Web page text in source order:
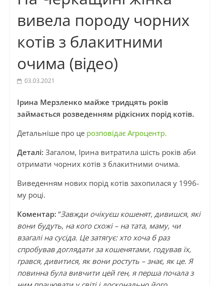
вивела породу чорних
котів з блакитними
очима (відео)
03.03.2021
Ірина Мерзленко майже тридцять років
займається розведенням рідкісних порід котів.
Детальніше про це розповідає Агроцентр.
Деталі: Загалом, Ірина витратила шість років аби
отримати чорних котів з блакитними очима.
Виведенням нових порід котів захопилася у 1996-
му році.
Коментар: “Завжди очікуєш кошенят, дивишся, які
вони будуть, на кого схожі – на тата, маму, чи
взагалі на сусіда. Це затягує: хто хоча б раз
спробував доглядати за кошенятами, годував їх,
грався, дивитися, як вони ростуть – знає, як це. Я
повинна була вивчити цей ген, я перша почала з